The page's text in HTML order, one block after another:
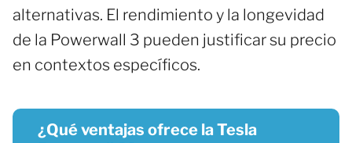
alternativas. El rendimiento y la longevidad
de la Powerwall 3 pueden justificar su precio
en contextos específicos.
¿Qué ventajas ofrece la Tesla